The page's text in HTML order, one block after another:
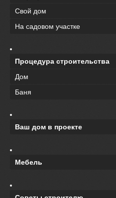
Свой дом
На садовом участке
Процедура строительства
Дом
Баня
Ваш дом в проекте
Мебель